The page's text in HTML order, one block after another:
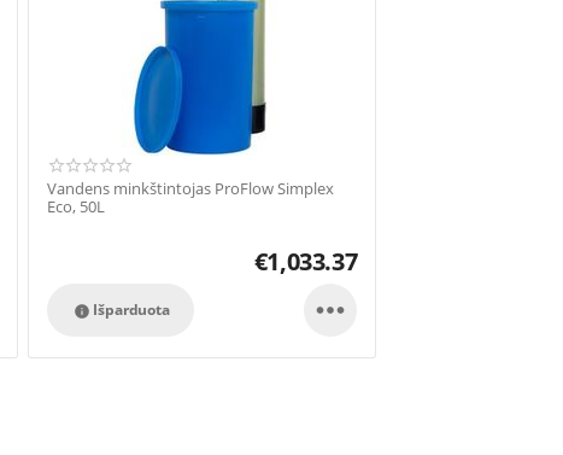
Vandens minkštintojas ProFlow Simplex
Eco, 50L
€1,033.37
Išparduota
 